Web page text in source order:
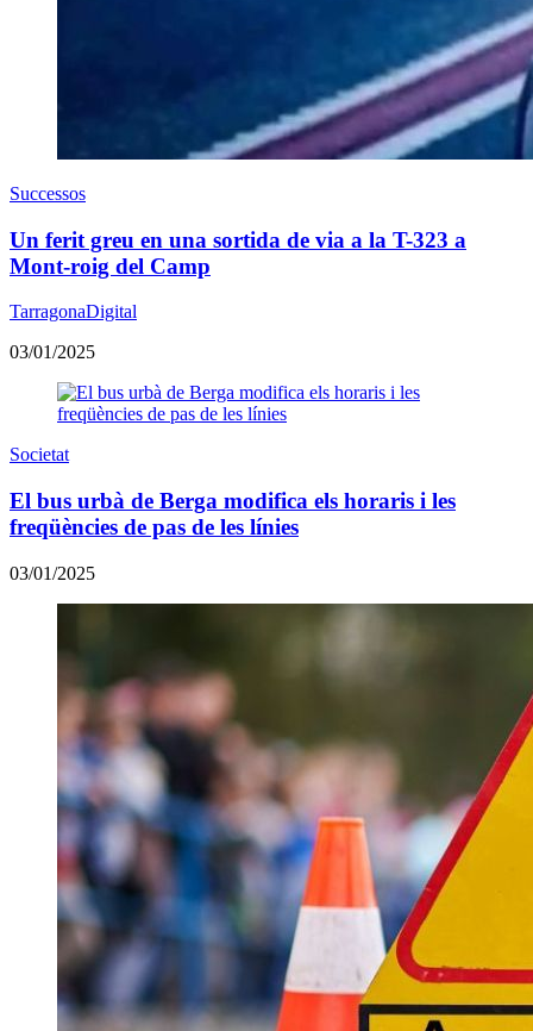
Successos
Un ferit greu en una sortida de via a la T-323 a
Mont-roig del Camp
TarragonaDigital
03/01/2025
Societat
El bus urbà de Berga modifica els horaris i les
freqüències de pas de les línies
03/01/2025